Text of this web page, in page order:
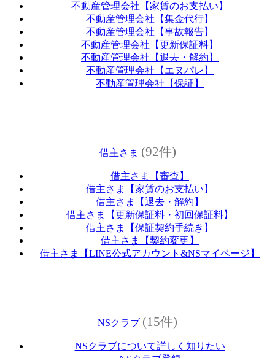
不動産管理会社【家賃のお支払い】
不動産管理会社【集金代行】
不動産管理会社【事故報告】
不動産管理会社【更新保証料】
不動産管理会社【退去・解約】
不動産管理会社【エヌパレ】
不動産管理会社【保証】
借主さま (92件)
借主さま【審査】
借主さま【家賃のお支払い】
借主さま【退去・解約】
借主さま【更新保証料・初回保証料】
借主さま【保証契約手続き】
借主さま【契約変更】
借主さま【LINE公式アカウント&NSマイページ】
NSクラブ (15件)
NSクラブについて詳しく知りたい